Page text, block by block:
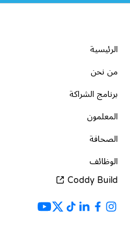
الرئيسية
من نحن
برنامج الشراكة
المعلمون
الصحافة
الوظائف
Coddy Build